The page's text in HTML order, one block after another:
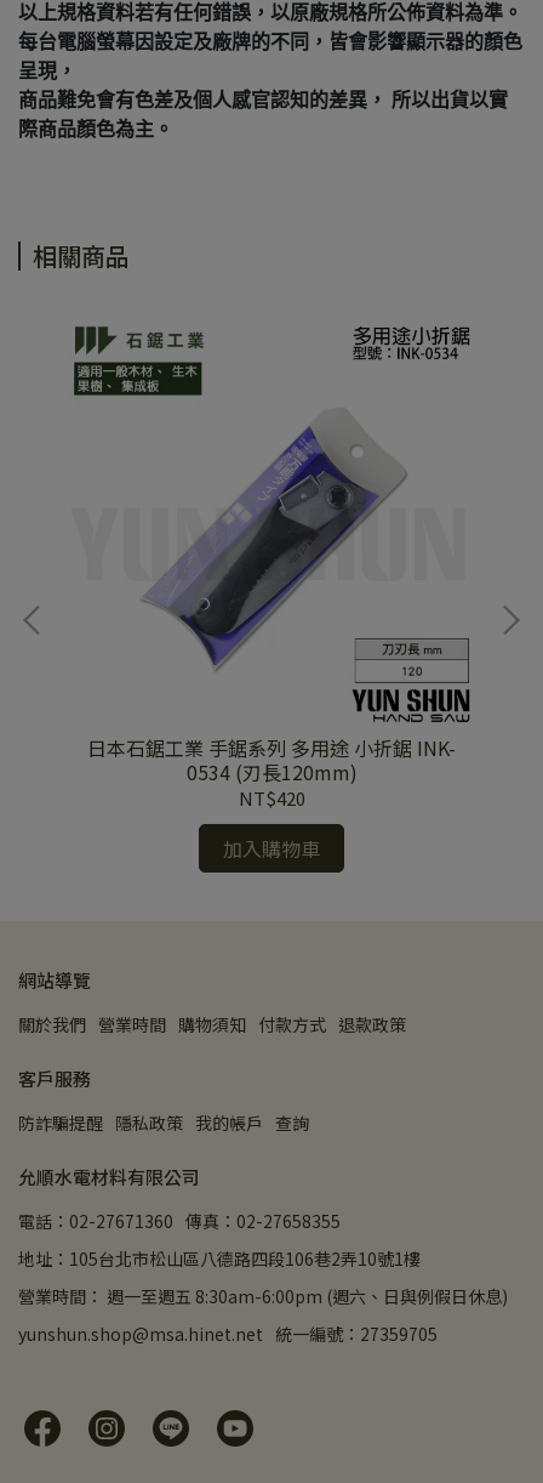
以上規格資料若有任何錯誤，以原廠規格所公佈資料為準。
每台電腦螢幕因設定及廠牌的不同，皆會影響顯示器的顏色
呈現，
商品難免會有色差及個人感官認知的差異， 所以出貨以實
際商品顏色為主。
相關商品
日本石鋸工業 手鋸系列 多用途 小折鋸 INK-
0534 (刃長120mm)
NT$420
加入購物車
網站導覽
關於我們 營業時間 購物須知 付款方式 退款政策
客戶服務
防詐騙提醒 隱私政策 我的帳戶 查詢
允順水電材料有限公司
電話：02-27671360 傳真：02-27658355
地址：105台北市松山區八德路四段106巷2弄10號1樓
營業時間： 週一至週五 8:30am-6:00pm (週六、日與例假日休息)
yunshun.shop@msa.hinet.net 統一編號：27359705